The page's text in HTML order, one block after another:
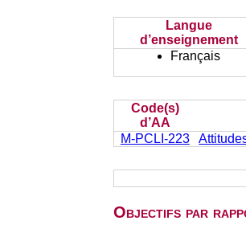
Langue
d’enseignement
Français
Code(s)
d’AA
M-PCLI-223
Objectifs par